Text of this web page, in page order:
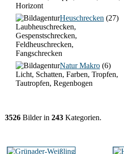
Horizont
Heuschrecken (27)
Laubheuschrecken,
Gespenstschrecken,
Feldheuschrecken,
Fangschrecken
Natur Makro (6)
Licht, Schatten, Farben, Tropfen,
Tautropfen, Regenbogen
3526 Bilder in 243 Kategorien.